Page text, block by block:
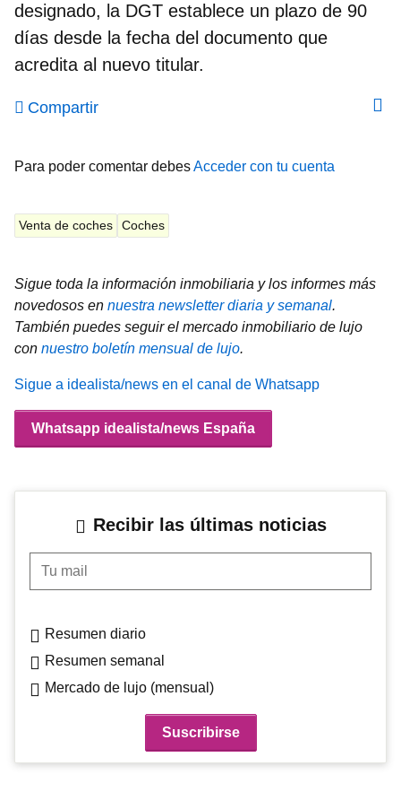
designado, la DGT establece un plazo de 90
días desde la fecha del documento que
acredita al nuevo titular.
Compartir
Para poder comentar debesAcceder con tu cuenta
Venta de coches Coches
Sigue toda la información inmobiliaria y los informes más
novedosos en nuestra newsletter diaria y semanal.
También puedes seguir el mercado inmobiliario de lujo
con nuestro boletín mensual de lujo.
Sigue a idealista/news en el canal de Whatsapp
Whatsapp idealista/news España
Recibir las últimas noticias
Tu mail
Resumen diario
Resumen semanal
Mercado de lujo (mensual)